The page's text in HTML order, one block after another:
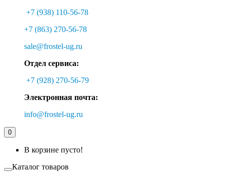
+7 (938) 110-56-78
+7 (863) 270-56-78
sale@frostel-ug.ru
Отдел сервиса:
+7 (928) 270-56-79
Электронная почта:
info@frostel-ug.ru
0
В корзине пусто!
Каталог товаров